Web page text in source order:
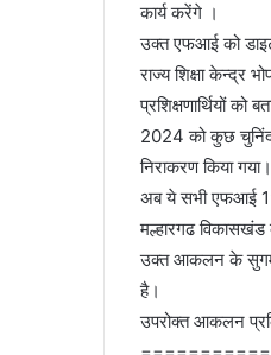
कार्य करेंगे ।
उक्त एफआई को डाइट
राज्य शिक्षा केन्द्र
प्रशिक्षणार्थियों को
2024 को कुछ
निराकरण किया गया।
अब ये सभी एफआई
मल्हारगढ
उक्त आकलन के सुगम
है।
उपरोक्त आकलन